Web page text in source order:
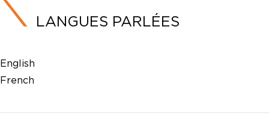
LANGUES PARLÉES
English
French